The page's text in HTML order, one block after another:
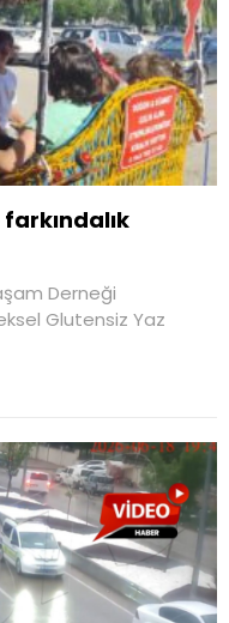
Derneği
Glutensiz Yaz